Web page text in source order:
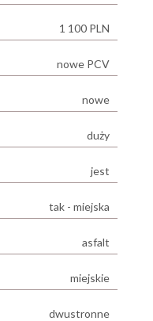
1 100 PLN
nowe PCV
nowe
duży
jest
tak - miejska
asfalt
miejskie
dwustronne